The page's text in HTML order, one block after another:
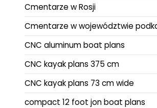
Cmentarze w Rosji
Cmentarze w województwie
CNC aluminum boat plans
CNC kayak plans 375 cm
CNC kayak plans 73 cm wide
compact 12 foot jon boat plans